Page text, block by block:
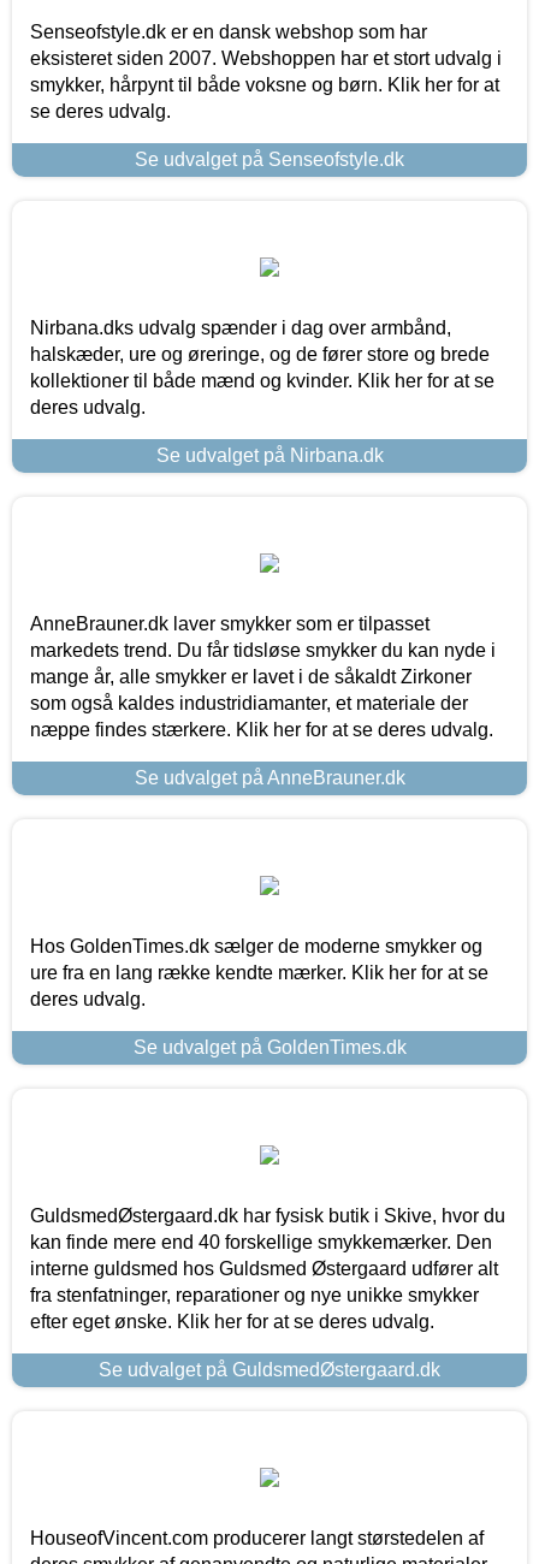
Senseofstyle.dk er en dansk webshop som har
eksisteret siden 2007. Webshoppen har et stort udvalg i
smykker, hårpynt til både voksne og børn. Klik her for at
se deres udvalg.
Se udvalget på Senseofstyle.dk
Nirbana.dks udvalg spænder i dag over armbånd,
halskæder, ure og øreringe, og de fører store og brede
kollektioner til både mænd og kvinder. Klik her for at se
deres udvalg.
Se udvalget på Nirbana.dk
AnneBrauner.dk laver smykker som er tilpasset
markedets trend. Du får tidsløse smykker du kan nyde i
mange år, alle smykker er lavet i de såkaldt Zirkoner
som også kaldes industridiamanter, et materiale der
næppe findes stærkere. Klik her for at se deres udvalg.
Se udvalget på AnneBrauner.dk
Hos GoldenTimes.dk sælger de moderne smykker og
ure fra en lang række kendte mærker. Klik her for at se
deres udvalg.
Se udvalget på GoldenTimes.dk
GuldsmedØstergaard.dk har fysisk butik i Skive, hvor du
kan finde mere end 40 forskellige smykkemærker. Den
interne guldsmed hos Guldsmed Østergaard udfører alt
fra stenfatninger, reparationer og nye unikke smykker
efter eget ønske. Klik her for at se deres udvalg.
Se udvalget på GuldsmedØstergaard.dk
HouseofVincent.com producerer langt størstedelen af